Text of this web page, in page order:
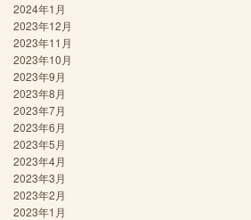
2024年1月
2023年12月
2023年11月
2023年10月
2023年9月
2023年8月
2023年7月
2023年6月
2023年5月
2023年4月
2023年3月
2023年2月
2023年1月